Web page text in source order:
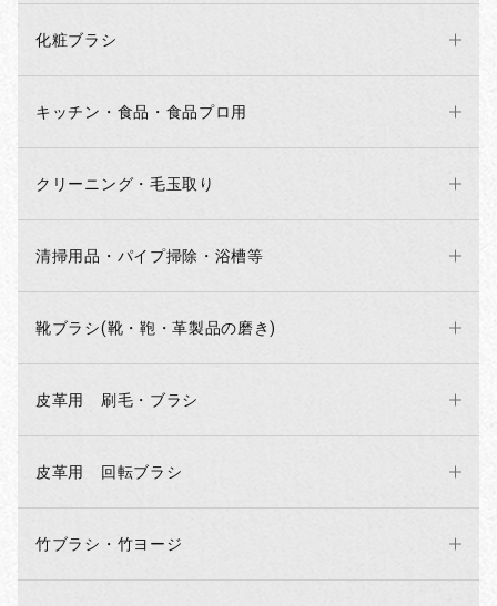
化粧ブラシ
キッチン・食品・食品プロ用
クリーニング・毛玉取り
清掃用品・パイプ掃除・浴槽等
靴ブラシ(靴・鞄・革製品の磨き)
皮革用 刷毛・ブラシ
皮革用 回転ブラシ
竹ブラシ・竹ヨージ